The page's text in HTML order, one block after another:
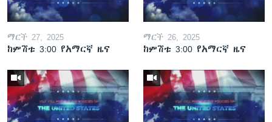
ማርች 27, 2025
ከምሽቱ 3:00 የአማርኛ ዜና
ማርች 26, 2025
ከምሽቱ 3:00 የአማርኛ ዜና